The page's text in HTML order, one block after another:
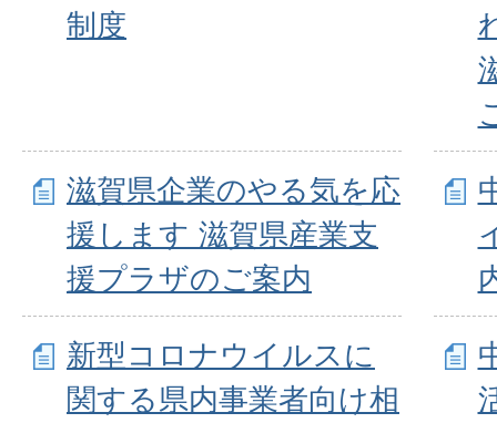
制度
滋賀県企業のやる気を応
援します 滋賀県産業支
援プラザのご案内
新型コロナウイルスに
関する県内事業者向け相